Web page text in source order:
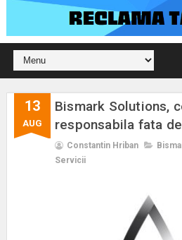
13
AUG
Bismark Solutions,
responsabila fata
Constantin Hriban
Servicii